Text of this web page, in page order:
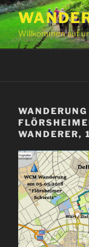
Zum
Inhalt
springenWillkommen auf
WANDERER,